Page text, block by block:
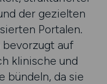
der gezielten
Portalen.
auf
klinische und
bündeln, da sie